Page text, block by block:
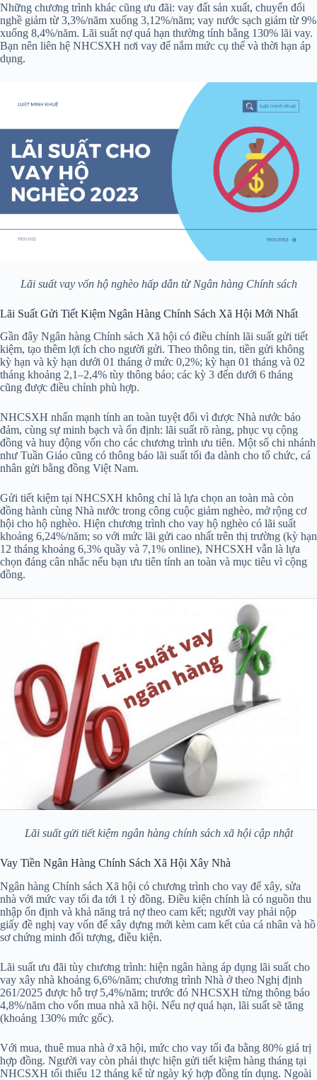
Những chương trình khác cũng ưu đãi: vay đất sản xuất, chuyển đổi
nghề giảm từ 3,3%/năm xuống 3,12%/năm; vay nước sạch giảm từ 9%
xuống 8,4%/năm. Lãi suất nợ quá hạn thường tính bằng 130% lãi vay.
Bạn nên liên hệ NHCSXH nơi vay để nắm mức cụ thể và thời hạn áp
dụng.
Lãi suất vay vốn hộ nghèo hấp dẫn từ Ngân hàng Chính sách
Lãi Suất Gửi Tiết Kiệm Ngân Hàng Chính Sách Xã Hội Mới Nhất
Gần đây Ngân hàng Chính sách Xã hội có điều chỉnh lãi suất gửi tiết
kiệm, tạo thêm lợi ích cho người gửi. Theo thông tin, tiền gửi không
kỳ hạn và kỳ hạn dưới 01 tháng ở mức 0,2%; kỳ hạn 01 tháng và 02
tháng khoảng 2,1–2,4% tùy thông báo; các kỳ 3 đến dưới 6 tháng
cũng được điều chỉnh phù hợp.
NHCSXH nhấn mạnh tính an toàn tuyệt đối vì được Nhà nước bảo
đảm, cùng sự minh bạch và ổn định: lãi suất rõ ràng, phục vụ cộng
đồng và huy động vốn cho các chương trình ưu tiên. Một số chi nhánh
như Tuần Giáo cũng có thông báo lãi suất tối đa dành cho tổ chức, cá
nhân gửi bằng đồng Việt Nam.
Gửi tiết kiệm tại NHCSXH không chỉ là lựa chọn an toàn mà còn
đồng hành cùng Nhà nước trong công cuộc giảm nghèo, mở rộng cơ
hội cho hộ nghèo. Hiện chương trình cho vay hộ nghèo có lãi suất
khoảng 6,24%/năm; so với mức lãi gửi cao nhất trên thị trường (kỳ hạn
12 tháng khoảng 6,3% quầy và 7,1% online), NHCSXH vẫn là lựa
chọn đáng cân nhắc nếu bạn ưu tiên tính an toàn và mục tiêu vì cộng
đồng.
Lãi suất gửi tiết kiệm ngân hàng chính sách xã hội cập nhật
Vay Tiền Ngân Hàng Chính Sách Xã Hội Xây Nhà
Ngân hàng Chính sách Xã hội có chương trình cho vay để xây, sửa
nhà với mức vay tối đa tới 1 tỷ đồng. Điều kiện chính là có nguồn thu
nhập ổn định và khả năng trả nợ theo cam kết; người vay phải nộp
giấy đề nghị vay vốn để xây dựng mới kèm cam kết của cá nhân và hồ
sơ chứng minh đối tượng, điều kiện.
Lãi suất ưu đãi tùy chương trình: hiện ngân hàng áp dụng lãi suất cho
vay xây nhà khoảng 6,6%/năm; chương trình Nhà ở theo Nghị định
261/2025 được hỗ trợ 5,4%/năm; trước đó NHCSXH từng thông báo
4,8%/năm cho vốn mua nhà xã hội. Nếu nợ quá hạn, lãi suất sẽ tăng
(khoảng 130% mức gốc).
Với mua, thuê mua nhà ở xã hội, mức cho vay tối đa bằng 80% giá trị
hợp đồng. Người vay còn phải thực hiện gửi tiết kiệm hàng tháng tại
NHCSXH tối thiểu 12 tháng kể từ ngày ký hợp đồng tín dụng. Ngoài